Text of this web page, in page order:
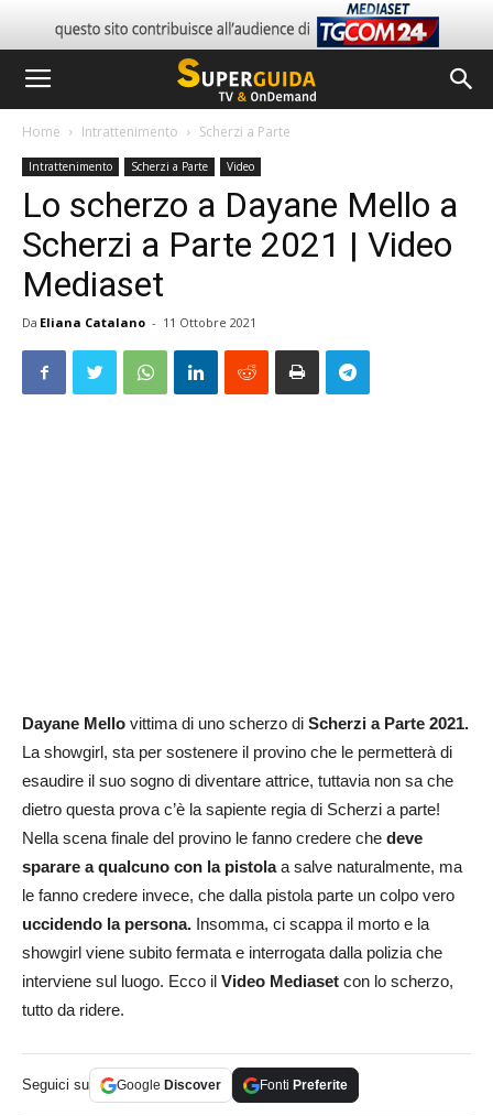
Home Intrattenimento Scherzi a Parte
Intrattenimento Scherzi a Parte Video
Lo scherzo a Dayane Mello a
Scherzi a Parte 2021 | Video
Mediaset
Da Eliana Catalano - 11 Ottobre 2021
Dayane Mello vittima di uno scherzo di Scherzi a Parte 2021.
La showgirl, sta per sostenere il provino che le permetterà di
esaudire il suo sogno di diventare attrice, tuttavia non sa che
dietro questa prova c’è la sapiente regia di Scherzi a parte!
Nella scena finale del provino le fanno credere che deve
sparare a qualcuno con la pistolaa salve naturalmente, ma
le fanno credere invece, che dalla pistola parte un colpo vero
uccidendo la persona. Insomma, ci scappa il morto e la
showgirl viene subito fermata e interrogata dalla polizia che
interviene sul luogo. Ecco il Video Mediaset con lo scherzo,
tutto da ridere.
Seguici su Google Discover Fonti Preferite